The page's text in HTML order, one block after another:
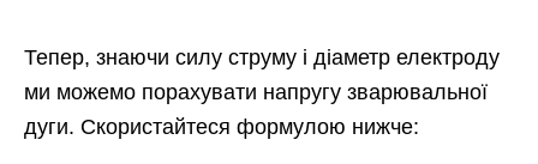
Тепер, знаючи силу струму і діаметр електроду
ми можемо порахувати напругу зварювальної
дуги. Скористайтеся формулою нижче: